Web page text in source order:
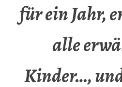
für ein Jahr,
alle
Kinder…,